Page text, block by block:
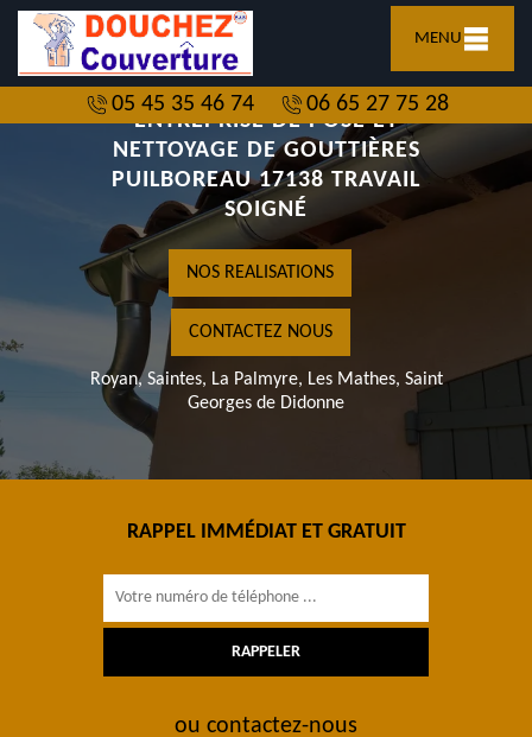
MENU
05 45 35 46 74 06 65 27 75 28
ENTREPRISE DE POSE ET
NETTOYAGE DE GOUTTIÈRES
PUILBOREAU 17138 TRAVAIL
SOIGNÉ
NOS REALISATIONS
CONTACTEZ NOUS
Royan, Saintes, La Palmyre, Les Mathes, Saint
Georges de Didonne
RAPPEL IMMÉDIAT ET GRATUIT
ou contactez-nous